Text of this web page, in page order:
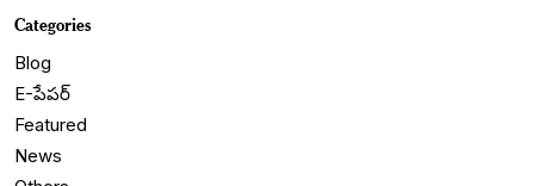
Categories
Blog
E-పేపర్
Featured
News